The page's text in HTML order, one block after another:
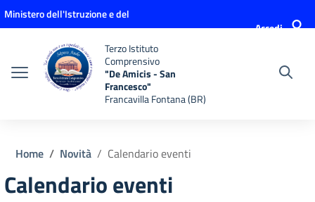
Vai ai contenuti
Vai al menu di navigazione
Vai al footer
Ministero dell'Istruzione e del
Accedi
Terzo Istituto
Comprensivo
"De Amicis - San
Francesco"
Francavilla Fontana (BR)
Home Novità Calendario eventi
Calendario eventi